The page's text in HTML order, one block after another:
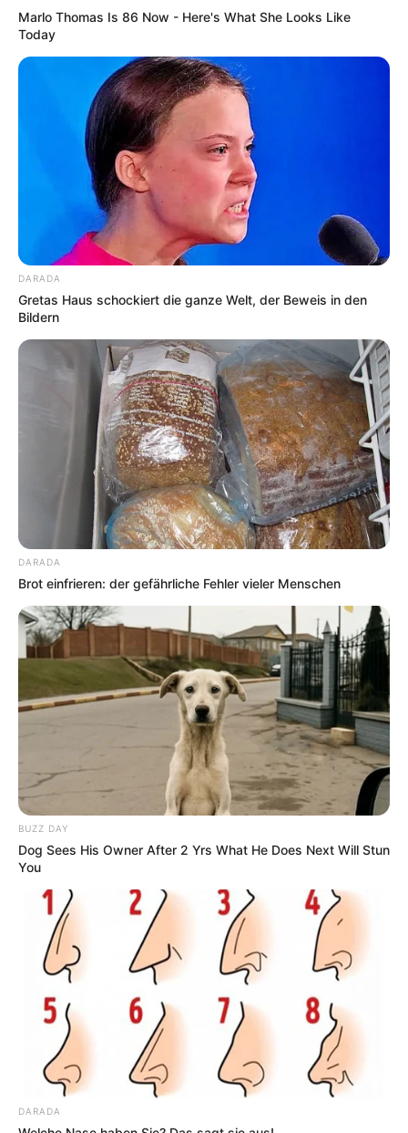
Marlo Thomas Is 86 Now - Here's What She Looks Like
Today
DARADA
Gretas Haus schockiert die ganze Welt, der Beweis in den
Bildern
DARADA
Brot einfrieren: der gefährliche Fehler vieler Menschen
BUZZ DAY
Dog Sees His Owner After 2 Yrs What He Does Next Will Stun
You
DARADA